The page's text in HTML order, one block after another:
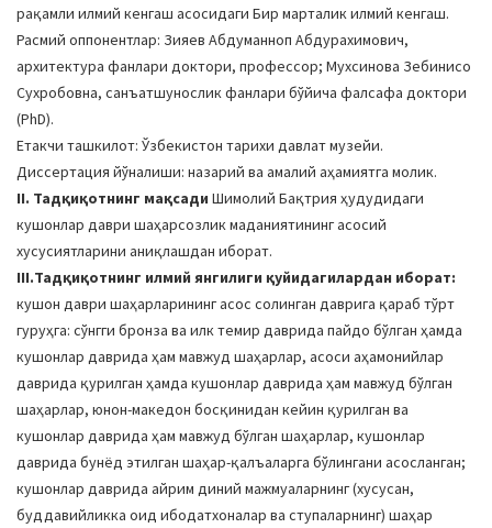
рақамли илмий кенгаш асосидаги Бир марталик илмий кенгаш.
Расмий оппонентлар: Зияев Абдуманноп Абдурахимович,
архитектура фанлари доктори, профессор; Мухсинова Зебинисо
Сухробовна, санъатшунослик фанлари бўйича фалсафа доктори
(PhD).
Етакчи ташкилот: Ўзбекистон тарихи давлат музейи.
Диссертация йўналиши: назарий ва амалий аҳамиятга молик.
II. Тадқиқотнинг мақсади Шимолий Бақтрия ҳудудидаги
кушонлар даври шаҳарсозлик маданиятининг асосий
хусусиятларини аниқлашдан иборат.
III.Тадқиқотнинг илмий янгилиги қуйидагилардан иборат:
кушон даври шаҳарларининг асос солинган даврига қараб тўрт
гуруҳга: сўнгги бронза ва илк темир даврида пайдо бўлган ҳамда
кушонлар даврида ҳам мавжуд шаҳарлар, асоси аҳамонийлар
даврида қурилган ҳамда кушонлар даврида ҳам мавжуд бўлган
шаҳарлар, юнон-македон босқинидан кейин қурилган ва
кушонлар даврида ҳам мавжуд бўлган шаҳарлар, кушонлар
даврида бунёд этилган шаҳар-қалъаларга бўлингани асосланган;
кушонлар даврида айрим диний мажмуаларнинг (хусусан,
буддавийликка оид ибодатхоналар ва ступаларнинг) шаҳар